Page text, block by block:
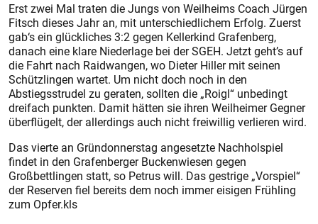
Erst zwei Mal traten die Jungs von Weilheims Coach Jürgen
Fitsch dieses Jahr an, mit unterschiedlichem Erfolg. Zuerst
gab‘s ein glückliches 3:2 gegen Kellerkind Grafenberg,
danach eine klare Niederlage bei der SGEH. Jetzt geht’s auf
die Fahrt nach Raidwangen, wo Dieter Hiller mit seinen
Schützlingen wartet. Um nicht doch noch in den
Abstiegsstrudel zu geraten, sollten die „Roigl“ unbedingt
dreifach punkten. Damit hätten sie ihren Weilheimer Gegner
überflügelt, der allerdings auch nicht freiwillig verlieren wird.
Das vierte an Gründonnerstag angesetzte Nachholspiel
findet in den Grafenberger Buckenwiesen gegen
Großbettlingen statt, so Petrus will. Das gestrige „Vorspiel“
der Reserven fiel bereits dem noch immer eisigen Frühling
zum Opfer.kls